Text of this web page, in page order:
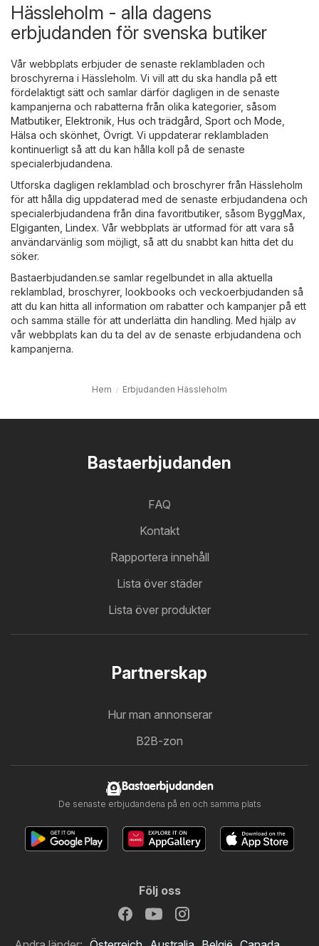
Hässleholm - alla dagens
erbjudanden för svenska butiker
Vår webbplats erbjuder de senaste reklambladen och
broschyrerna i Hässleholm. Vi vill att du ska handla på ett
fördelaktigt sätt och samlar därför dagligen in de senaste
kampanjerna och rabatterna från olika kategorier, såsom
Matbutiker, Elektronik Hus och trädgård Sport och Mode
Hälsa och skönhet Övrigt. Vi uppdaterar reklambladen
kontinuerligt så att du kan hålla koll på de senaste
specialerbjudandena.
Utforska dagligen reklamblad och broschyrer från Hässleholm
för att hålla dig uppdaterad med de senaste erbjudandena och
specialerbjudandena från dina favoritbutiker, såsom ByggMax
Elgiganten Lindex. Vår webbplats är utformad för att vara så
användarvänlig som möjligt, så att du snabbt kan hitta det du
söker.
Bastaerbjudanden.se samlar regelbundet in alla aktuella
reklamblad, broschyrer, lookbooks och veckoerbjudanden så
att du kan hitta all information om rabatter och kampanjer på ett
och samma ställe för att underlätta din handling. Med hjälp av
vår webbplats kan du ta del av de senaste erbjudandena och
kampanjerna.
Hem Erbjudanden Hässleholm
Bastaerbjudanden
FAQ
Kontakt
Rapportera innehåll
Lista över städer
Lista över produkter
Partnerskap
Hur man annonserar
B2B-zon
Bastaerbjudanden
De senaste erbjudandena på en och samma plats
Följ oss